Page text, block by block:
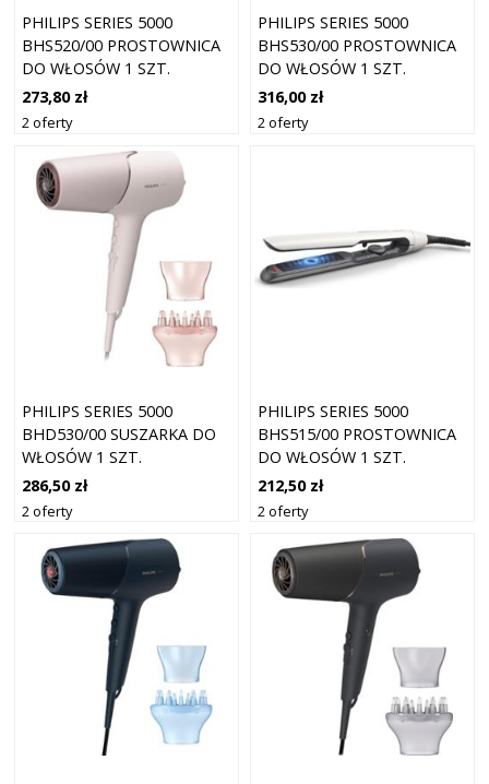
PHILIPS SERIES 5000
BHS520/00 PROSTOWNICA
DO WŁOSÓW 1 SZT.
273,80 zł
2 oferty
PHILIPS SERIES 5000
BHS530/00 PROSTOWNICA
DO WŁOSÓW 1 SZT.
316,00 zł
2 oferty
PHILIPS SERIES 5000
BHD530/00 SUSZARKA DO
WŁOSÓW 1 SZT.
286,50 zł
2 oferty
PHILIPS SERIES 5000
BHS515/00 PROSTOWNICA
DO WŁOSÓW 1 SZT.
212,50 zł
2 oferty